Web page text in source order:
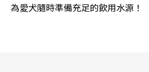
為愛犬隨時準備充足的飲用水源！